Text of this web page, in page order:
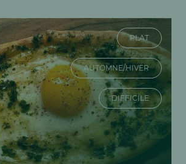
PLAT
AUTOMNE/HIVER
DIFFICILE